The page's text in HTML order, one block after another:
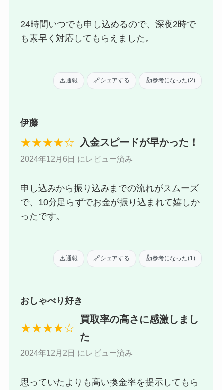
24時間いつでも申し込めるので、深夜2時で
も素早く対応してもらえました。
👍参考になった(2)
🔗シェアする
⚠️通報
伊藤
★★★★☆ 入金スピードが早かった！
2024年12月6日 にレビュー済み
申し込みから振り込みまでの流れがスムーズ
で、10分足らずでお金が振り込まれて嬉しか
ったです。
👍参考になった(1)
🔗シェアする
⚠️通報
おしゃべり好き
★★★★☆
買取率の高さに感激しまし
た
2024年12月2日 にレビュー済み
思っていたよりも高い換金率を提示してもら